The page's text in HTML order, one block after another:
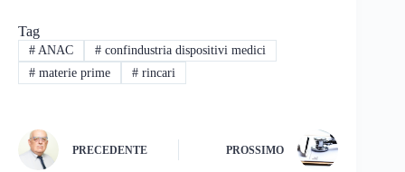
Tag
#ANAC #confindustria dispositivi medici
#materie prime #rincari
PRECEDENTE PROSSIMO